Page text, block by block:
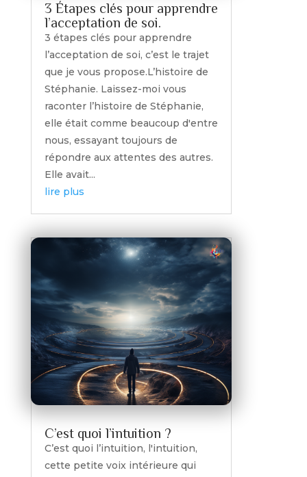
3 Étapes clés pour apprendre
l’acceptation de soi.
3 étapes clés pour apprendre
l’acceptation de soi, c’est le trajet
que je vous propose.L’histoire de
Stéphanie. Laissez-moi vous
raconter l’histoire de Stéphanie,
elle était comme beaucoup d'entre
nous, essayant toujours de
répondre aux attentes des autres.
Elle avait...
lire plus
C’est quoi l’intuition ?
C’est quoi l’intuition, l'intuition,
cette petite voix intérieure qui